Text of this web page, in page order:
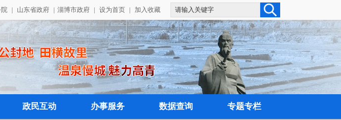
院 | 山东省政府 | 淄博市政府 | 设为首页 | 加入收藏
政民互动 办事服务 数据查询 专题专栏